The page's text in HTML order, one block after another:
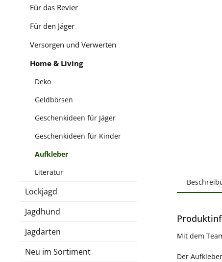
Für das Revier
Für den Jäger
Versorgen und Verwerten
Home & Living
Deko
Geldbörsen
Geschenkideen für Jäger
Geschenkideen für Kinder
Aufkleber
Literatur
Lockjagd
Jagdhund
Jagdarten
Neu im Sortiment
Mit dem
Der